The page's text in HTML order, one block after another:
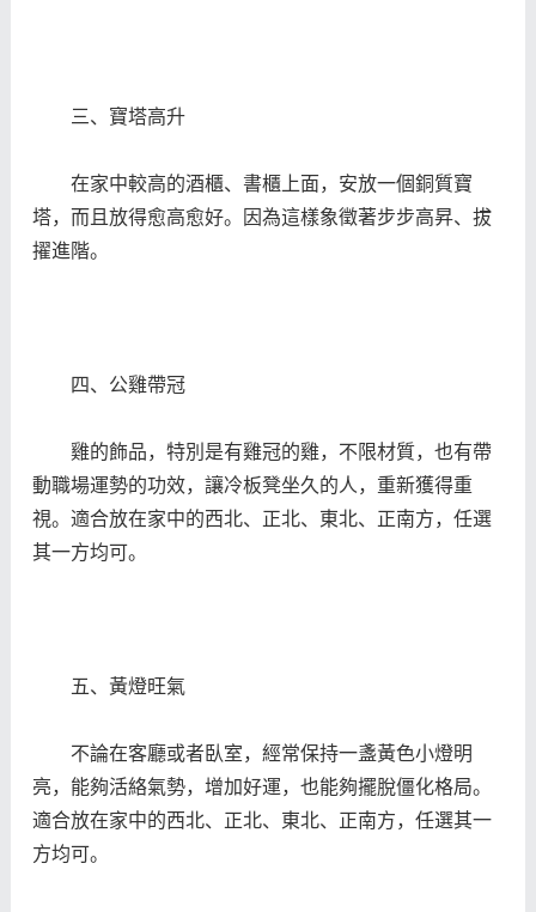
三、寶塔高升
在家中較高的酒櫃、書櫃上面，安放一個銅質寶
塔，而且放得愈高愈好。因為這樣象徵著步步高昇、拔
擢進階。
四、公雞帶冠
雞的飾品，特別是有雞冠的雞，不限材質，也有帶
動職場運勢的功效，讓冷板凳坐久的人，重新獲得重
視。適合放在家中的西北、正北、東北、正南方，任選
其一方均可。
五、黃燈旺氣
不論在客廳或者臥室，經常保持一盞黃色小燈明
亮，能夠活絡氣勢，增加好運，也能夠擺脫僵化格局。
適合放在家中的西北、正北、東北、正南方，任選其一
方均可。